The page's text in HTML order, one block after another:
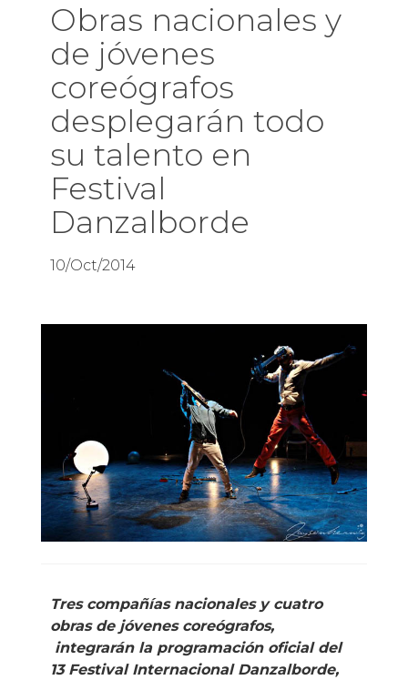
Obras nacionales y
de jóvenes
coreógrafos
desplegarán todo
su talento en
Festival
Danzalborde
10/Oct/2014
Tres compañías nacionales y cuatro
obras de jóvenes coreógrafos,
integrarán la programación oficial del
13 Festival Internacional Danzalborde,